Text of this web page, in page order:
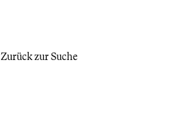
Zurück zur Suche